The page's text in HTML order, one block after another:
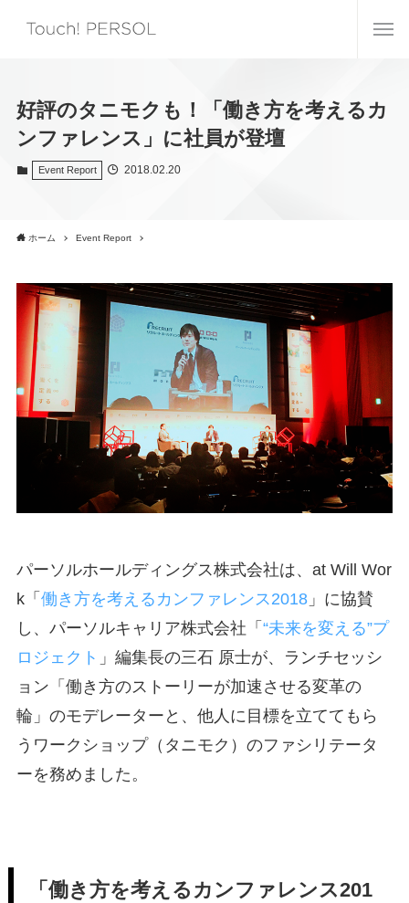
好評のタニモクも！「働き方を考えるカ
ンファレンス」に社員が登壇
Event Report 2018.02.20
ホーム Event Report
パーソルホールディングス株式会社は、at Will Wor
k「 働き方を考えるカンファレンス2018」に協賛
し、パーソルキャリア株式会社「 “未来を変える”プ
ロジェクト 」編集長の三石 原士が、ランチセッシ
ョン「働き方のストーリーが加速させる変革の
輪」のモデレーターと、他人に目標を立ててもら
うワークショップ（タニモク）のファシリテータ
ーを務めました。
「働き方を考えるカンファレンス201